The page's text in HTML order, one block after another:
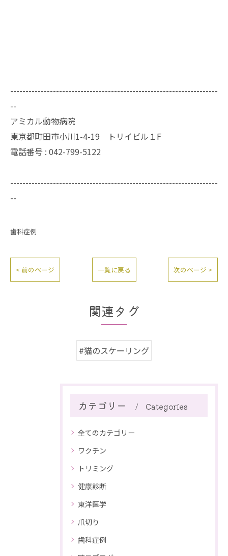
--------------------------------------------------------------------
--
アミカル動物病院
東京都町田市小川1-4-19 トリイビル１F
電話番号 : 042-799-5122
--------------------------------------------------------------------
--
歯科症例
< 前のページ 一覧に戻る 次のページ >
関連タグ
#猫のスケーリング
カテゴリー Categories
全てのカテゴリー
ワクチン
トリミング
健康診断
東洋医学
爪切り
歯科症例